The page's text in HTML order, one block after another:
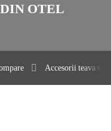
OTEL
Accesorii teava